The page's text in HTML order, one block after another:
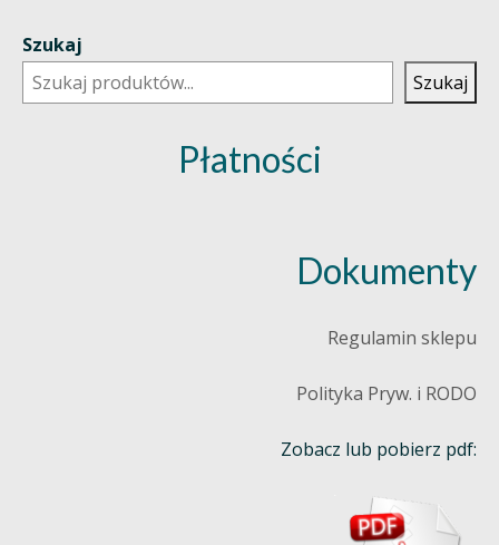
Szukaj
Szukaj
Płatności
Dokumenty
Regulamin sklepu
Polityka Pryw. i RODO
Zobacz lub pobierz pdf: